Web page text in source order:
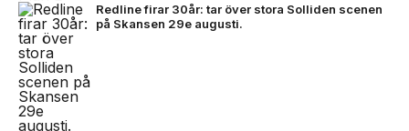
Redline firar 30år: tar över stora Solliden scenen
på Skansen 29e augusti.